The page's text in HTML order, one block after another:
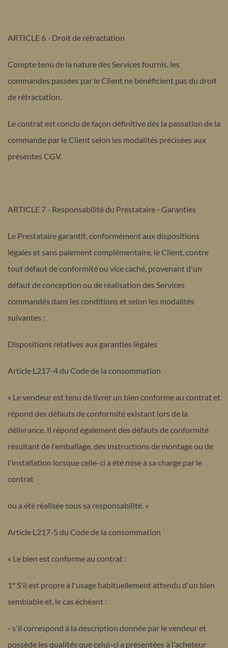
ARTICLE 6 - Droit de rétractation
Compte tenu de la nature des Services fournis, les
commandes passées par le Client ne bénéficient pas du droit
de rétractation.
Le contrat est conclu de façon définitive dès la passation de la
commande par le Client selon les modalités précisées aux
présentes CGV.
ARTICLE 7 - Responsabilité du Prestataire - Garanties
Le Prestataire garantit, conformément aux dispositions
légales et sans paiement complémentaire, le Client, contre
tout défaut de conformité ou vice caché, provenant d'un
défaut de conception ou de réalisation des Services
commandés dans les conditions et selon les modalités
suivantes :
Dispositions relatives aux garanties légales
Article L217-4 du Code de la consommation
« Le vendeur est tenu de livrer un bien conforme au contrat et
répond des défauts de conformité existant lors de la
délivrance. Il répond également des défauts de conformité
résultant de l'emballage, des instructions de montage ou de
l'installation lorsque celle-ci a été mise à sa charge par le
contrat
ou a été réalisée sous sa responsabilité. »
Article L217-5 du Code de la consommation
« Le bien est conforme au contrat :
1° S'il est propre à l'usage habituellement attendu d'un bien
semblable et, le cas échéant :
- s'il correspond à la description donnée par le vendeur et
possède les qualités que celui-ci a présentées à l'acheteur